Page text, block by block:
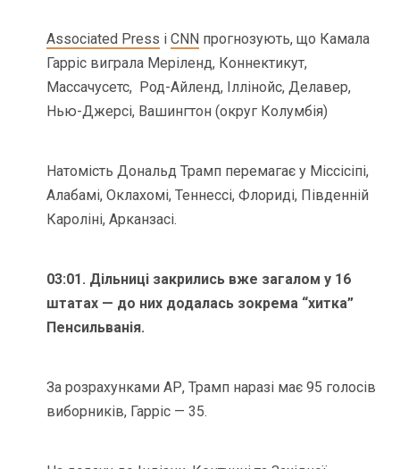
Associated Press іCNN прогнозують, що Камала
Гарріс виграла Меріленд, Коннектикут,
Массачусетс, Род-Айленд, Іллінойс, Делавер,
Нью-Джерсі, Вашингтон (округ Колумбія)
Натомість Дональд Трамп перемагає у Міссісіпі,
Алабамі, Оклахомі, Теннессі, Флориді, Південній
Кароліні, Арканзасі.
03:01. Дільниці закрились вже загалом у 16
штатах — до них додалась зокрема “хитка”
Пенсильванія.
За розрахунками АР, Трамп наразі має 95 голосів
виборників, Гарріс — 35.